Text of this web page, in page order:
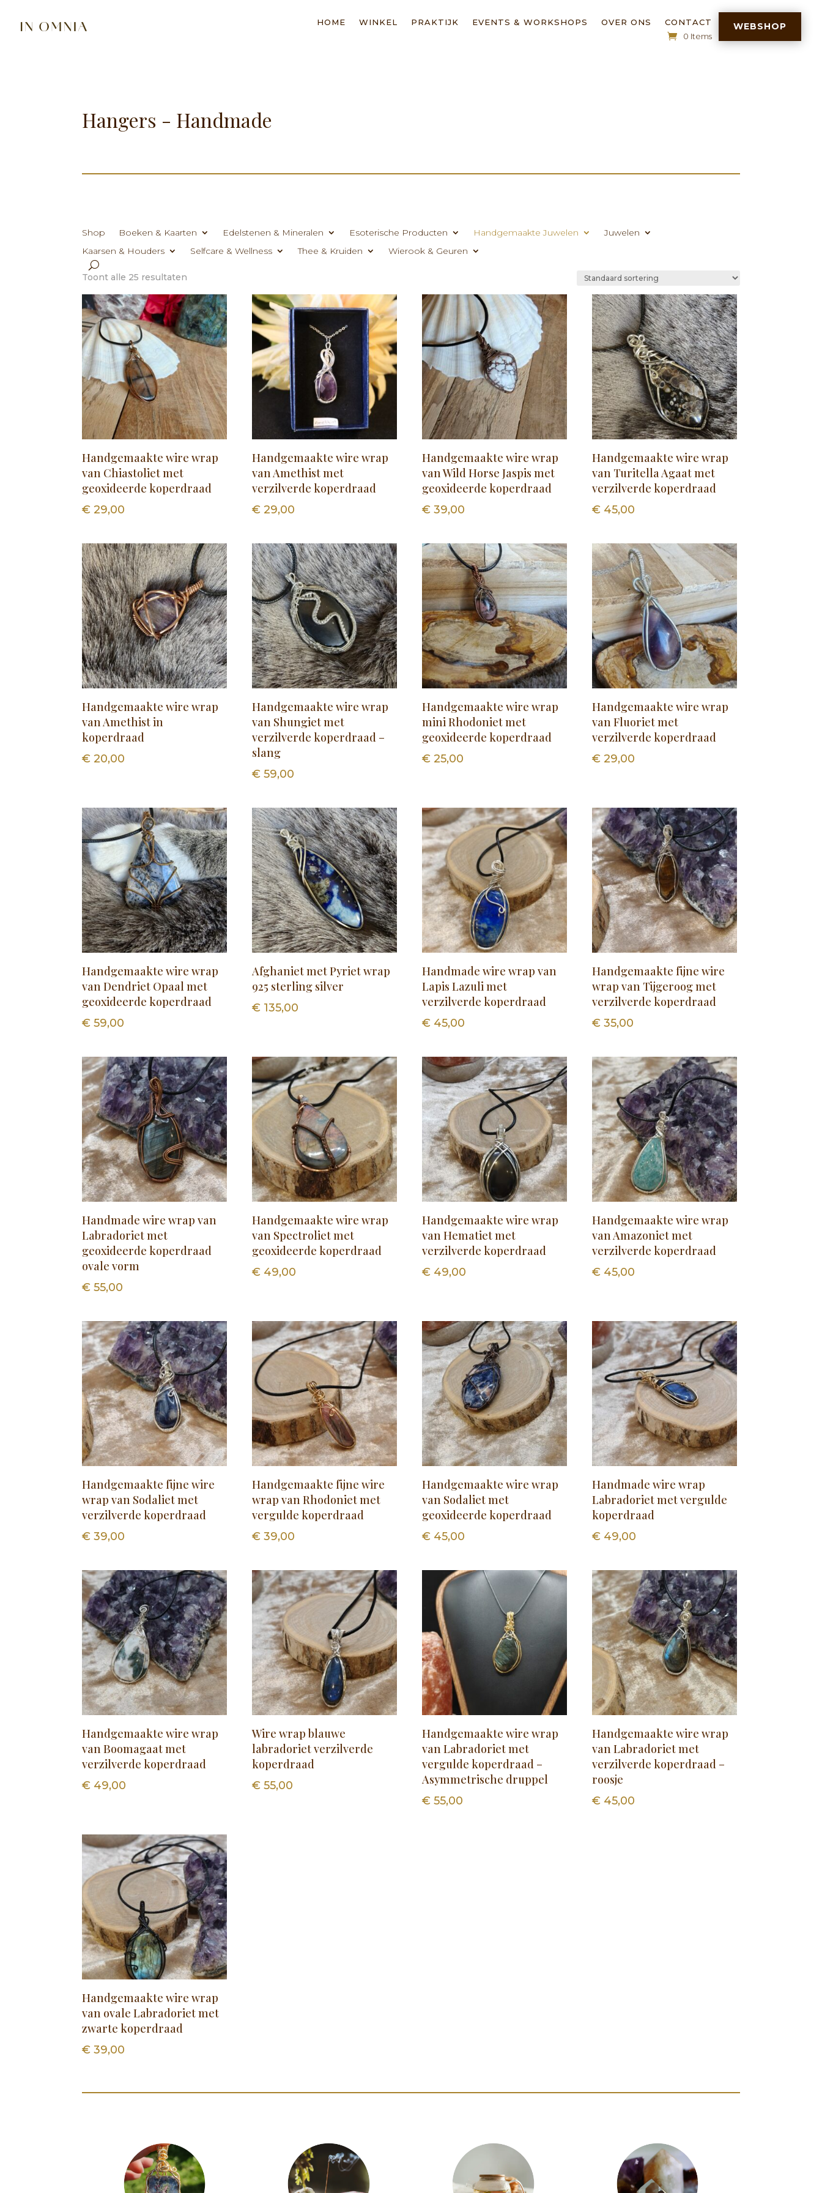
HOME WINKEL PRAKTIJK EVENTS & WORKSHOPS OVER ONS
CONTACT
0 Items
WEBSHOP
Hangers - Handmade
Shop Boeken & Kaarten Edelstenen & Mineralen Esoterische Producten Handgemaakte Juwelen
Juwelen
Kaarsen & Houders
Selfcare & Wellness Thee & Kruiden Wierook & Geuren
Toont alle 25 resultaten
Handgemaakte wire wrap
van Chiastoliet met
geoxideerde koperdraad
€ 29,00
Handgemaakte wire wrap
van Amethist met
verzilverde koperdraad
€ 29,00
Handgemaakte wire wrap
van Wild Horse Jaspis met
geoxideerde koperdraad
€ 39,00
Handgemaakte wire wrap
van Turitella Agaat met
verzilverde koperdraad
€ 45,00
Handgemaakte wire wrap
van Amethist in
koperdraad
€ 20,00
Handgemaakte wire wrap
van Shungiet met
verzilverde koperdraad –
slang
€ 59,00
Handgemaakte wire wrap
mini Rhodoniet met
geoxideerde koperdraad
€ 25,00
Handgemaakte wire wrap
van Fluoriet met
verzilverde koperdraad
€ 29,00
Handgemaakte wire wrap
van Dendriet Opaal met
geoxideerde koperdraad
€ 59,00
Afghaniet met Pyriet wrap
925 sterling silver
€ 135,00
Handmade wire wrap van
Lapis Lazuli met
verzilverde koperdraad
€ 45,00
Handgemaakte fijne wire
wrap van Tijgeroog met
verzilverde koperdraad
€ 35,00
Handmade wire wrap van
Labradoriet met
geoxideerde koperdraad
ovale vorm
€ 55,00
Handgemaakte wire wrap
van Spectroliet met
geoxideerde koperdraad
€ 49,00
Handgemaakte wire wrap
van Hematiet met
verzilverde koperdraad
€ 49,00
Handgemaakte wire wrap
van Amazoniet met
verzilverde koperdraad
€ 45,00
Handgemaakte fijne wire
wrap van Sodaliet met
verzilverde koperdraad
€ 39,00
Handgemaakte fijne wire
wrap van Rhodoniet met
vergulde koperdraad
€ 39,00
Handgemaakte wire wrap
van Sodaliet met
geoxideerde koperdraad
€ 45,00
Handmade wire wrap
Labradoriet met vergulde
koperdraad
€ 49,00
Handgemaakte wire wrap
van Boomagaat met
verzilverde koperdraad
€ 49,00
Wire wrap blauwe
labradoriet verzilverde
koperdraad
€ 55,00
Handgemaakte wire wrap
van Labradoriet met
vergulde koperdraad –
Asymmetrische druppel
€ 55,00
Handgemaakte wire wrap
van Labradoriet met
verzilverde koperdraad –
roosje
€ 45,00
Handgemaakte wire wrap
van ovale Labradoriet met
zwarte koperdraad
€ 39,00